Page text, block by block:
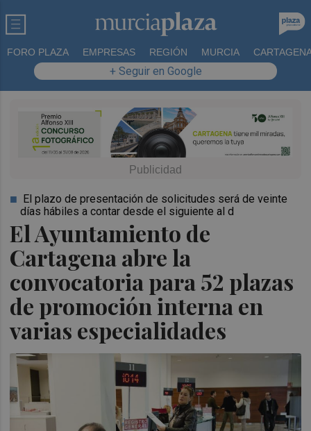
FORO PLAZA EMPRESAS REGIÓN MURCIA
+ Seguir en Google
El Ayuntamiento de
Cartagena abre la
convocatoria para 52 plazas
de promoción interna en
varias especialidades
El plazo de presentación de solicitudes será de veinte
días hábiles a contar desde el siguiente al d